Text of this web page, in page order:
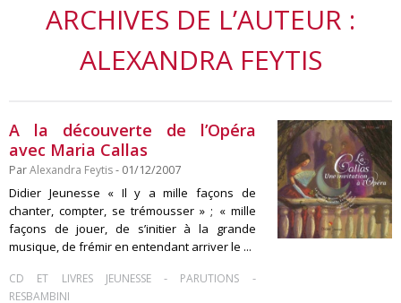
ARCHIVES DE L’AUTEUR :
ALEXANDRA FEYTIS
A la découverte de l’Opéra
avec Maria Callas
ParAlexandra Feytis- 01/12/2007
Didier Jeunesse « Il y a mille façons de
chanter, compter, se trémousser » ; « mille
façons de jouer, de s’initier à la grande
musique, de frémir en entendant arriver le ...
CD ET LIVRES JEUNESSE- PARUTIONS -
RESBAMBINI